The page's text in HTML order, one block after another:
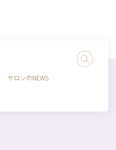
サロンのNEWS